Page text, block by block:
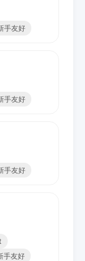
手友好
手友好
手友好
手友好